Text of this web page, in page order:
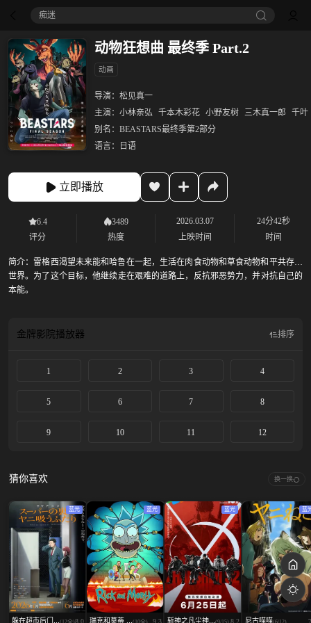
痴迷
动物狂想曲 最终季 Part.2
动画
导演： 松见真一
主演： 小林亲弘 千本木彩花 小野友树 三木真一郎
千叶
别名： BEASTARS最终季第2部分
语言：
日语
立即播放
6.4
评分
3489
热度
2026.03.07
上映时间
24分42秒
时间
简介： 雷格西渴望未来能和哈鲁在一起，生活在肉食动物和草食动物和平共存的
世界。为了这个目标，他继续走在艰难的道路上，反抗邪恶势力，并对抗自己的
本能。
金牌影院播放器 排序
1 2 3 4
5 6 7 8
9 10 11 12
猜你喜欢 换一换
蓝光
躲在超市后门... 8.0
蓝光
瑞克和莫蒂 ... 9.3
蓝光
斩神之凡尘神... 8.2
蓝
尼古喵喵